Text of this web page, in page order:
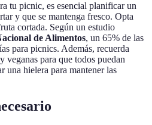
tu picnic, es esencial planificar un
y que se mantenga fresco. Opta
cortada. Según un estudio
de Alimentos, un 65% de las
para picnics. Además, recuerda
veganas para que todos puedan
una hielera para mantener las